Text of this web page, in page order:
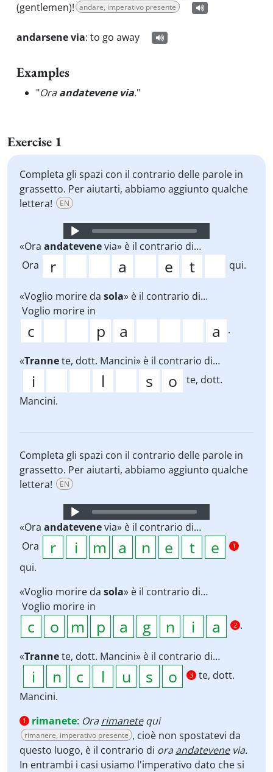
(gentlemen)! andare, imperativo presente
andarsene via: to go away
Examples
"Oraandatevene via."
Exercise 1
Completa gli spazi con il contrario delle parole in
grassetto. Per aiutarti, abbiamo aggiunto qualche
lettera!
EN
Audio
Player
«Ora andatevenevia» è il contrario di…
Ora
qui.
«Voglio morire da sola» è il contrario di…
Voglio morire in
.
«Trannete, dott. Mancini» è il contrario di…
te, dott.
Mancini.
Completa gli spazi con il contrario delle parole in
grassetto. Per aiutarti, abbiamo aggiunto qualche
lettera!
EN
Audio
Player
«Ora andatevenevia» è il contrario di…
Ora
1
qui.
«Voglio morire da sola» è il contrario di…
Voglio morire in
2 .
«Trannete, dott. Mancini» è il contrario di…
3 te, dott.
Mancini.
1 rimanete: Orarimanetequi
rimanere, imperativo presente , cioè non spostatevi da
questo luogo, è il contrario di oraandatevenevia.
In entrambi i casi usiamo l'imperativo dato che si